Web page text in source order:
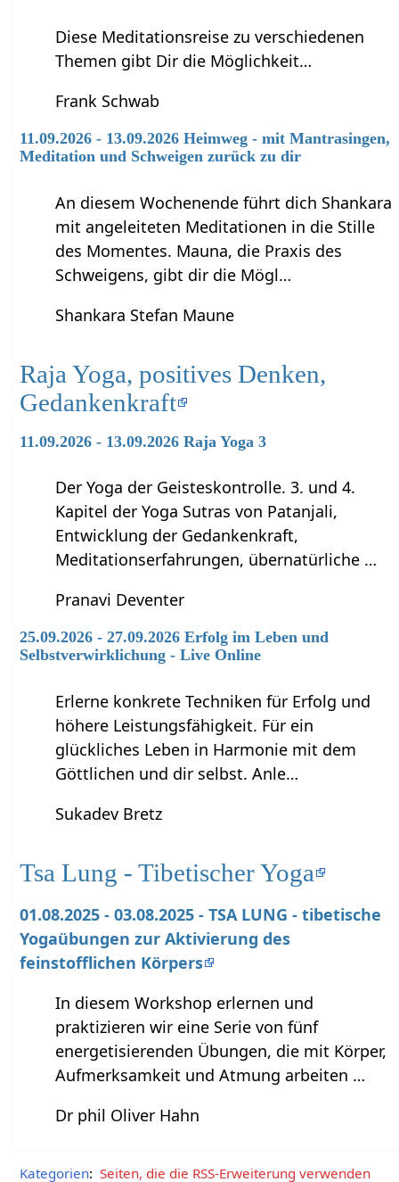
Diese Meditationsreise zu verschiedenen
Themen gibt Dir die Möglichkeit…
Frank Schwab
11.09.2026 - 13.09.2026 Heimweg - mit Mantrasingen,
Meditation und Schweigen zurück zu dir
An diesem Wochenende führt dich Shankara
mit angeleiteten Meditationen in die Stille
des Momentes. Mauna, die Praxis des
Schweigens, gibt dir die Mögl…
Shankara Stefan Maune
Raja Yoga, positives Denken,
Gedankenkraft
11.09.2026 - 13.09.2026 Raja Yoga 3
Der Yoga der Geisteskontrolle. 3. und 4.
Kapitel der Yoga Sutras von Patanjali,
Entwicklung der Gedankenkraft,
Meditationserfahrungen, übernatürliche …
Pranavi Deventer
25.09.2026 - 27.09.2026 Erfolg im Leben und
Selbstverwirklichung - Live Online
Erlerne konkrete Techniken für Erfolg und
höhere Leistungsfähigkeit. Für ein
glückliches Leben in Harmonie mit dem
Göttlichen und dir selbst. Anle…
Sukadev Bretz
Tsa Lung - Tibetischer Yoga
01.08.2025 - 03.08.2025 - TSA LUNG - tibetische
Yogaübungen zur Aktivierung des
feinstofflichen Körpers
In diesem Workshop erlernen und
praktizieren wir eine Serie von fünf
energetisierenden Übungen, die mit Körper,
Aufmerksamkeit und Atmung arbeiten …
Dr phil Oliver Hahn
Kategorien: Seiten, die die RSS-Erweiterung verwenden